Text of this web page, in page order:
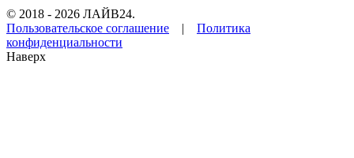
© 2018 - 2026 ЛАЙВ24.
Пользовательское соглашение | Политика
конфиденциальности
Наверх